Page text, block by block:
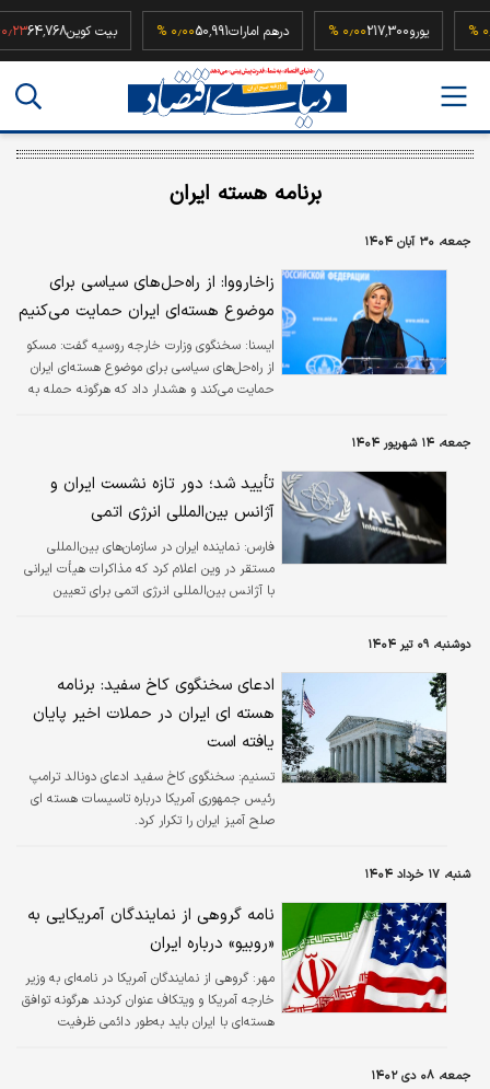
۰٫۰۰ % یورو217,300 ۰٫۰۰ % درهم امارات50,991 ۰٫۰۰ % بیت کوین64,768
برنامه هسته ایران
جمعه، ۳۰ آبان ۱۴۰۴
زاخارووا: از راه‌حل‌های سیاسی برای
موضوع هسته‌ای ایران حمایت می‌کنیم
ایسنا: سخنگوی وزارت خارجه روسیه گفت: مسکو
از راه‌حل‌های سیاسی برای موضوع هسته‌ای ایران
حمایت می‌کند و هشدار داد که هرگونه حمله به
جمعه، ۱۴ شهریور ۱۴۰۴
تأیید شد؛ دور تازه نشست ایران و
آژانس بین‌المللی انرژی اتمی
فارس: نماینده ایران در سازمان‌های بین‌المللی
مستقر در وین اعلام کرد که مذاکرات هیأت ایرانی
با آژانس بین‌المللی انرژی اتمی برای تعیین
دوشنبه، ۰۹ تیر ۱۴۰۴
ادعای سخنگوی کاخ سفید: برنامه
هسته ای ایران در حملات اخیر پایان
یافته است
تسنیم: سخنگوی کاخ سفید ادعای دونالد ترامپ
رئیس جمهوری آمریکا درباره تاسیسات هسته ای
صلح آمیز ایران را تکرار کرد.
شنبه، ۱۷ خرداد ۱۴۰۴
نامه گروهی از نمایندگان آمریکایی به
«روبیو» درباره ایران
مهر:گروهی از نمایندگان آمریکا در نامه‌ای به وزیر
خارجه آمریکا و ویتکاف عنوان کردند هرگونه توافق
هسته‌ای با ایران باید به‌طور دائمی ظرفیت
جمعه، ۰۸ دی ۱۴۰۲